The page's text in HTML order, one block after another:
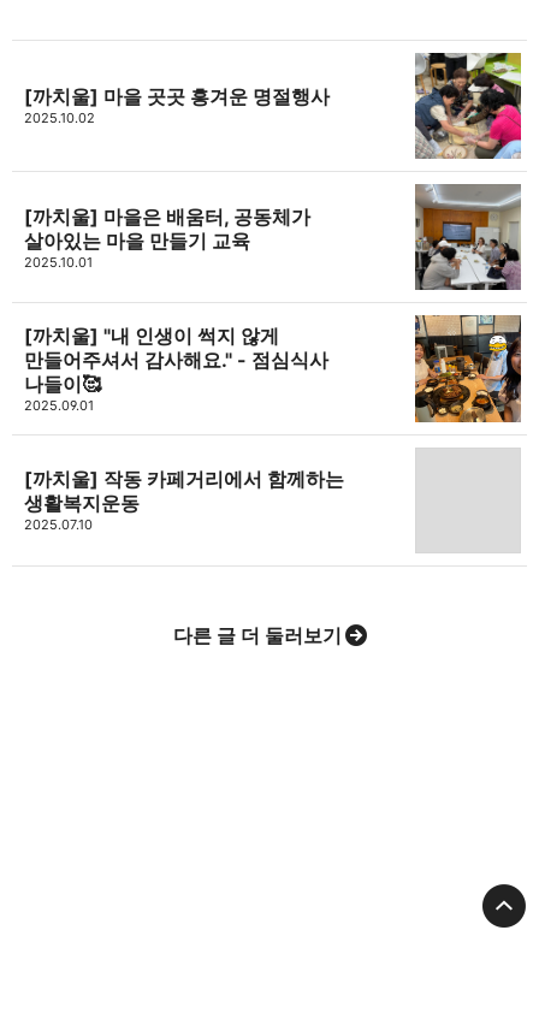
고강종합사회복지관
고강종합사회복지관입니다.
구독하기
[까치울] 마을 곳곳 흥겨운 명절행사
2025.10.02
[까치울] 마을은 배움터, 공동체가
살아있는 마을 만들기 교육
2025.10.01
[까치울] "내 인생이 썩지 않게
만들어주셔서 감사해요." - 점심식사
나들이🥰
2025.09.01
[까치울] 작동 카페거리에서 함께하는
생활복지운동
2025.07.10
다른 글 더 둘러보기